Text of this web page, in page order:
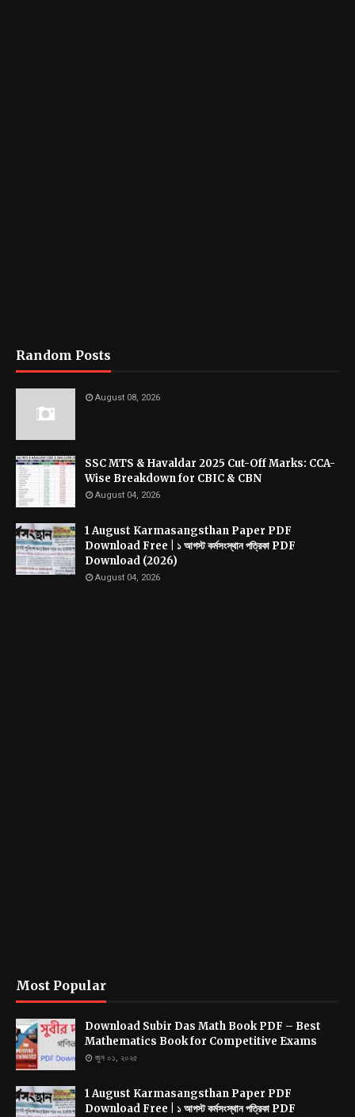
Random Posts
August 08, 2026
SSC MTS & Havaldar 2025 Cut-Off Marks: CCA-
Wise Breakdown for CBIC & CBN
August 04, 2026
1 August Karmasangsthan Paper PDF
Download Free | ১ আগস্ট কর্মসংস্থান পত্রিকা PDF
Download (2026)
August 04, 2026
Most Popular
Download Subir Das Math Book PDF – Best
Mathematics Book for Competitive Exams
জুন ০১, ২০২৫
1 August Karmasangsthan Paper PDF
Download Free | ১ আগস্ট কর্মসংস্থান পত্রিকা PDF